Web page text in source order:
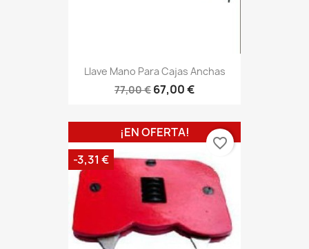
Llave Mano Para Cajas Anchas
77,00 € 67,00 €
¡EN OFERTA!
-3,31 €
favorite_border